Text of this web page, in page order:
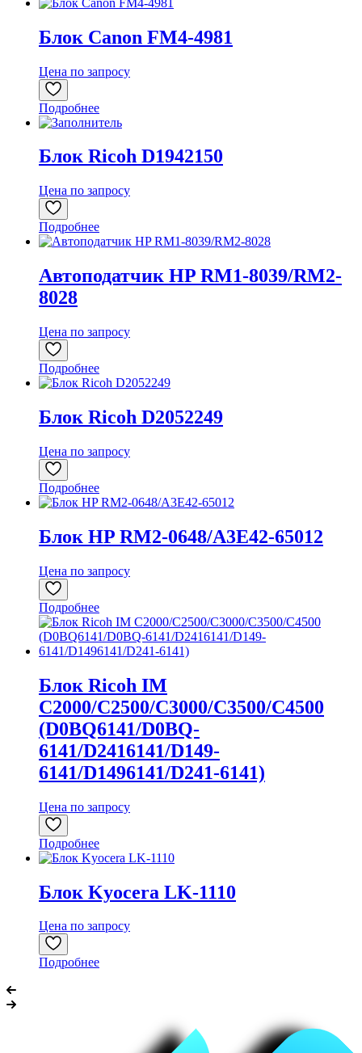
Блок Canon FM4-4981
Цена по запросу
Подробнее
Блок Ricoh D1942150
Цена по запросу
Подробнее
Автоподатчик HP RM1-8039/RM2-
8028
Цена по запросу
Подробнее
Блок Ricoh D2052249
Цена по запросу
Подробнее
Блок HP RM2-0648/A3E42-65012
Цена по запросу
Подробнее
Блок Ricoh IM
C2000/C2500/C3000/C3500/C4500
(D0BQ6141/D0BQ-
6141/D2416141/D149-
6141/D1496141/D241-6141)
Цена по запросу
Подробнее
Блок Kyocera LK-1110
Цена по запросу
Подробнее